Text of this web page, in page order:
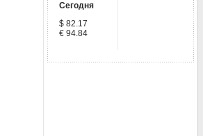
Сегодня
$ 82.17
€ 94.84